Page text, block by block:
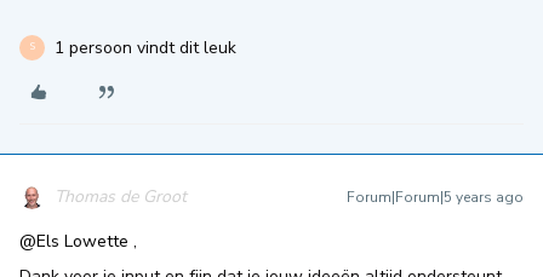
S 1 persoon vindt dit leuk
Thomas de Groot Forum|Forum|5 years ago
@Els Lowette ,